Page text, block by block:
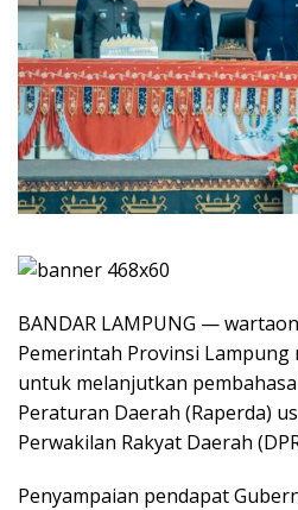
BANDAR LAMPUNG —
Pemerintah Provinsi Lampung
untuk melanjutkan
Peraturan Daerah (Raperda)
Perwakilan Rakyat Daerah
Penyampaian pendapat